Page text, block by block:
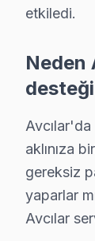
Avcılar
S:
C: Evet,
S:
C: Avcılar
S:
C: Tamir
S:
C:
etkiledi.
Neden
aklınıza
gereksiz
yaparlar
Avcılar